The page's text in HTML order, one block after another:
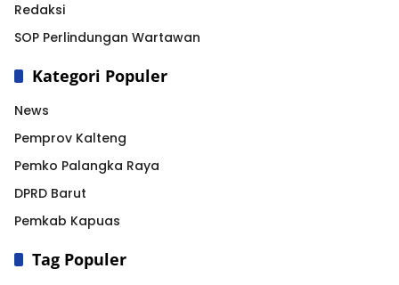
Redaksi
SOP Perlindungan Wartawan
Kategori Populer
News
Pemprov Kalteng
Pemko Palangka Raya
DPRD Barut
Pemkab Kapuas
Tag Populer